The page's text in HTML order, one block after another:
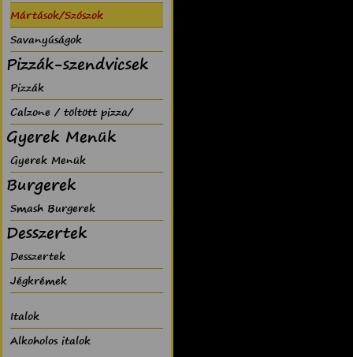
Mártások/Szószok
Savanyúságok
Pizzák-szendvicsek
Pizzák
Calzone / töltött pizza/
Gyerek Menük
Gyerek Menük
Burgerek
Smash Burgerek
Desszertek
Desszertek
Jégkrémek
Italok
Alkoholos italok